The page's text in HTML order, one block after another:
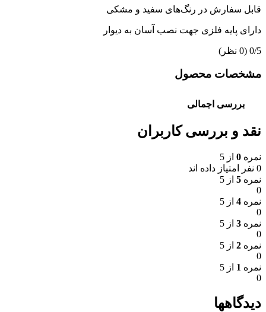
قابل سفارش در رنگ‌های سفید و مشکی
دارای پایه فلزی جهت نصب آسان به دیوار
‫0/5 ‫(0 نظر)
مشخصات محصول
بررسی اجمالی
نقد و بررسی کاربران
نمره 0 از 5
0 نفر امتیاز داده اند
نمره 5 از 5
0
نمره 4 از 5
0
نمره 3 از 5
0
نمره 2 از 5
0
نمره 1 از 5
0
دیدگاهها